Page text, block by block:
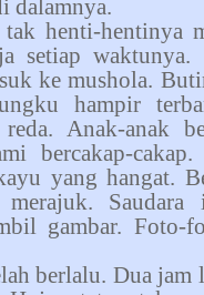
dalamnya.
henti-hentinya
setiap
ke mushola.
hampir
Anak-anak
bercakap-
yang hangat.
Saudara
gambar. Foto-
berlalu. Dua jam